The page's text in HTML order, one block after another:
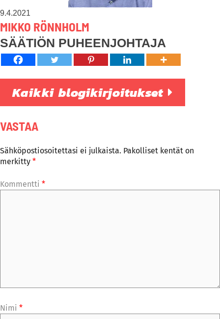
9.4.2021
MIKKO RÖNNHOLM
SÄÄTIÖN PUHEENJOHTAJA
Kaikki blogikirjoitukset
VASTAA
Sähköpostiosoitettasi ei julkaista. Pakolliset kentät on
merkitty *
Kommentti *
Nimi *